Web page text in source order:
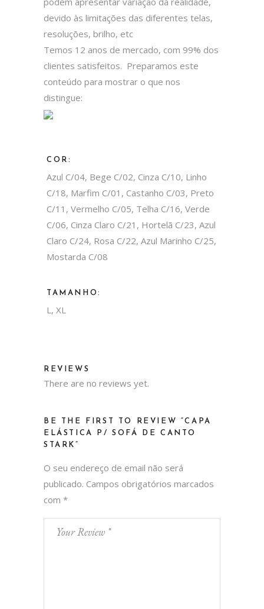
devido às limitações das diferentes telas,
resoluções, brilho, etc
Temos 12 anos de mercado, com 99% dos
clientes satisfeitos. Preparamos este
conteúdo para mostrar o que nos
distingue:
COR:
Azul C/04, Bege C/02, Cinza C/10, Linho
C/18, Marfim C/01, Castanho C/03, Preto
C/11, Vermelho C/05, Telha C/16, Verde
C/06, Cinza Claro C/21, Hortelã C/23, Azul
Claro C/24, Rosa C/22, Azul Marinho C/25,
Mostarda C/08
TAMANHO:
L, XL
REVIEWS
There are no reviews yet.
BE THE FIRST TO REVIEW “CAPA
ELÁSTICA P/ SOFÁ DE CANTO
STARK”
O seu endereço de email não será
publicado. Campos obrigatórios marcados
com *